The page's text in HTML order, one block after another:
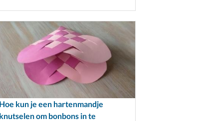
Hoe kun je een hartenmandje
knutselen om bonbons in te